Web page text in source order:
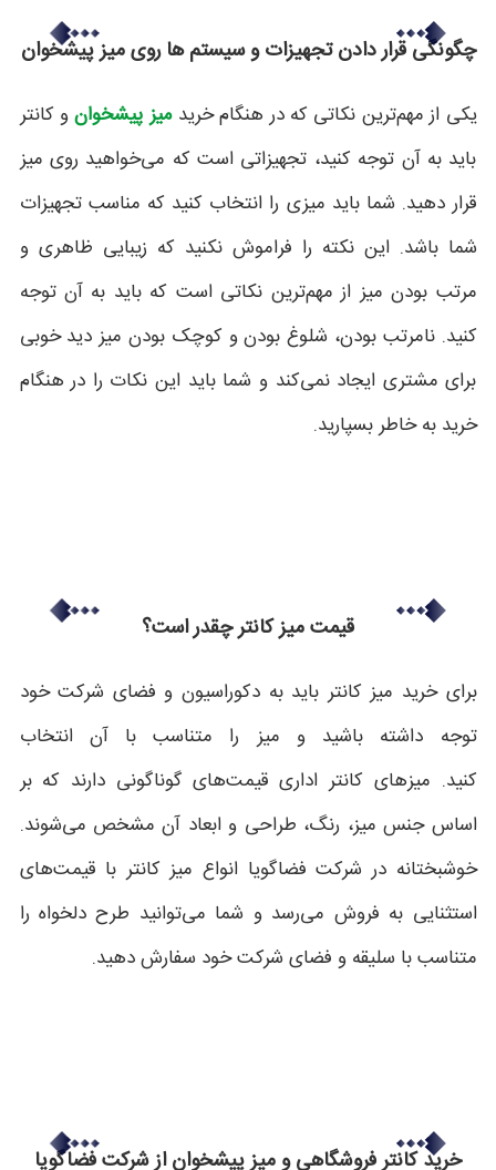
چگونگی قرار دادن تجهیزات و سیستم ها روی میز پیشخوان
یکی از مهم‌ترین نکاتی که در هنگام خریدمیز پیشخوانو کانتر
باید به آن توجه کنید، تجهیزاتی است که می‌خواهید روی میز
قرار دهید. شما باید میزی را انتخاب کنید که مناسب تجهیزات
شما باشد. این نکته را فراموش نکنید که زیبایی ظاهری و
مرتب بودن میز از مهم‌ترین نکاتی است که باید به آن توجه
کنید. نامرتب بودن، شلوغ بودن و کوچک بودن میز دید خوبی
برای مشتری ایجاد نمی‌کند و شما باید این نکات را در هنگام
خرید به خاطر بسپارید.
قیمت میز کانتر چقدر است؟
برای خرید میز کانتر باید به دکوراسیون و فضای شرکت خود
توجه داشته باشید و میز را متناسب با آن انتخاب
کنید. میزهای کانتر اداری قیمت‌های گوناگونی دارند که بر
اساس جنس میز، رنگ، طراحی و ابعاد آن مشخص می‌شوند.
خوشبختانه در شرکت فضاگویا انواع میز کانتر با قیمت‌های
استثنایی به فروش می‌رسد و شما می‌توانید طرح دلخواه را
متناسب با سلیقه و فضای شرکت خود سفارش دهید.
خرید کانتر فروشگاهی و میز پیشخوان از شرکت فضاگویا